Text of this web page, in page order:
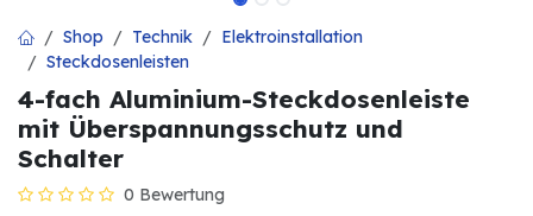
Shop Technik
Elektroinstallation
Steckdosenleisten
4-fach Aluminium-Steckdosenleiste
mit Überspannungsschutz und
Schalter
0 Bewertung